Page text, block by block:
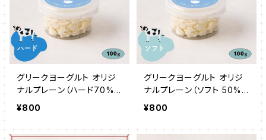
グリークヨーグルト オリジ
ナルプレーン（ハード70%）
100g
¥800
グリークヨーグルト オリジ
ナルプレーン（ソフト 50%）
100g
¥800